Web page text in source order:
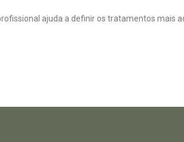
ajuda a definir os tratamentos mais